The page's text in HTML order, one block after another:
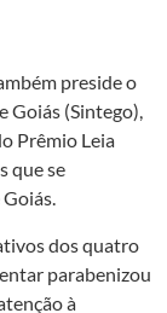
preside o
Goiás (Sintego),
Prêmio Leia
que se
dos quatro
parabenizou
à